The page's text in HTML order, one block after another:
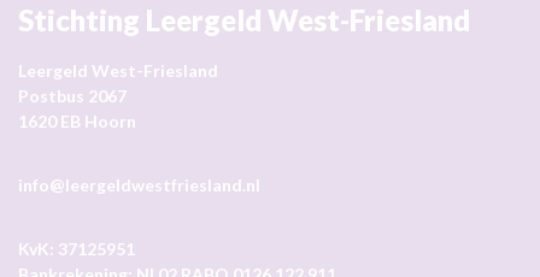
Stichting Leergeld West-Friesland
Leergeld West-Friesland
Postbus 2067
1620 EB Hoorn
info@leergeldwestfriesland.nl
KvK: 37125951